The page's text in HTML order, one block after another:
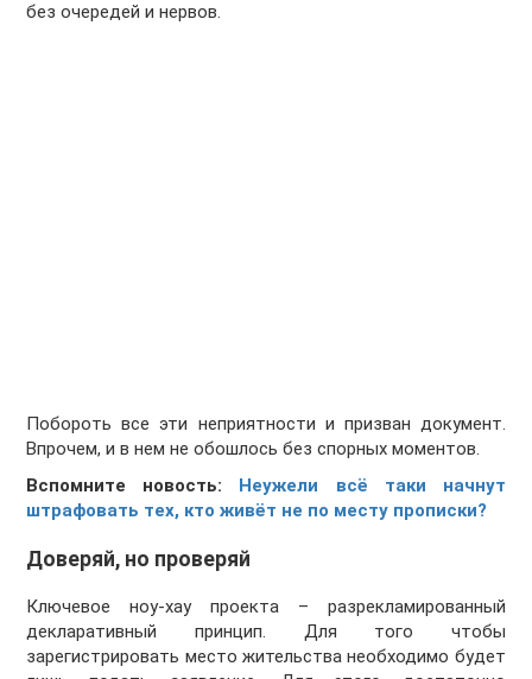
без очередей и нервов.
Побороть все эти неприятности и призван документ.
Впрочем, и в нем не обошлось без спорных моментов.
Вспомните новость: Неужели всё таки начнут
штрафовать тех, кто живёт не по месту прописки?
Доверяй, но проверяй
Ключевое ноу-хау проекта – разрекламированный
декларативный принцип. Для того чтобы
зарегистрировать место жительства необходимо будет